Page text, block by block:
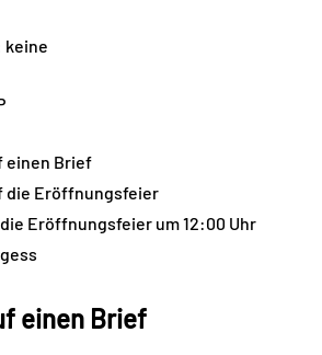
keine
einen Brief
die Eröffnungsfeier
Eröffnungsfeier um 12:00 Uhr
einen Brief